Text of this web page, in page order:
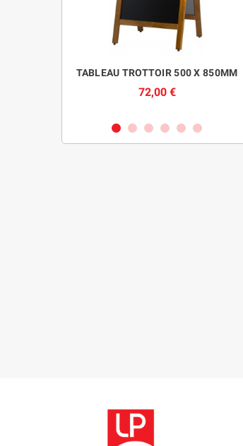
TABLEAU TROTTOIR 500 X 850MM
72,00 €